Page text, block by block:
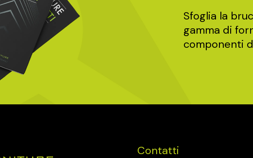
Sfoglia la
gamma di
componenti
Contatti